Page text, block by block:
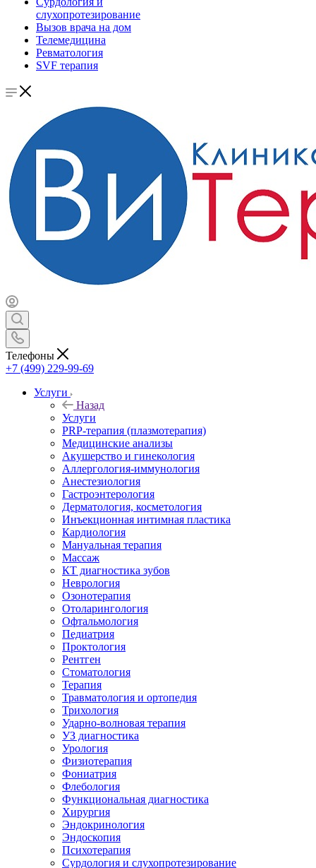
слухопротезирование
Вызов врача на дом
Телемедицина
Ревматология
SVF терапия
Телефоны
+7 (499) 229-99-69
Услуги
Назад
Услуги
PRP-терапия (плазмотерапия)
Медицинские анализы
Акушерство и гинекология
Аллергология-иммунология
Анестезиология
Гастроэнтерология
Дерматология, косметология
Инъекционная интимная пластика
Кардиология
Мануальная терапия
Массаж
КТ диагностика зубов
Неврология
Озонотерапия
Отоларингология
Офтальмология
Педиатрия
Проктология
Рентген
Стоматология
Терапия
Травматология и ортопедия
Трихология
Ударно-волновая терапия
УЗ диагностика
Урология
Физиотерапия
Фониатрия
Флебология
Функциональная диагностика
Хирургия
Эндокринология
Эндоскопия
Психотерапия
Сурдология и слухопротезирование